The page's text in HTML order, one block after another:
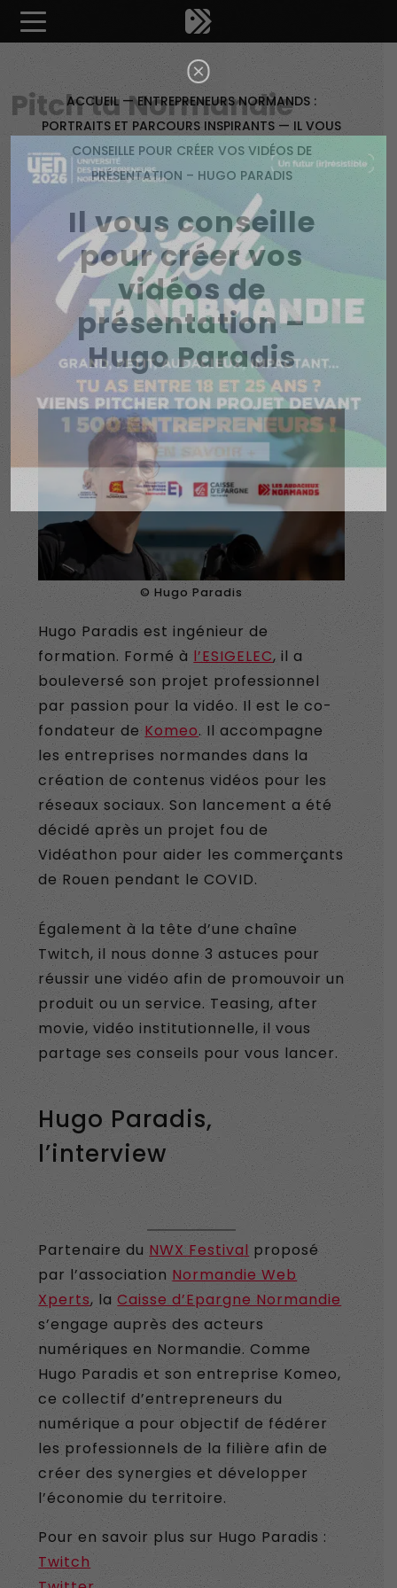
ACCUEIL—ENTREPRENEURS NORMANDS :
PORTRAITS ET PARCOURS INSPIRANTS—IL VOUS
CONSEILLE POUR CRÉER VOS VIDÉOS DE
PRÉSENTATION – HUGO PARADIS
Il vous conseille
pour créer vos
vidéos de
présentation –
Hugo Paradis
© Hugo Paradis
Hugo Paradis est ingénieur de
formation. Formé à l’ESIGELEC, il a
bouleversé son projet professionnel
par passion pour la vidéo. Il est le co-
fondateur deKomeo. Il accompagne
les entreprises normandes dans la
création de contenus vidéos pour les
réseaux sociaux. Son lancement a été
décidé après un projet fou de
Vidéathon pour aider les commerçants
de Rouen pendant le COVID.
Également à la tête d’une chaîne
Twitch, il nous donne 3 astuces pour
réussir une vidéo afin de promouvoir un
produit ou un service. Teasing, after
movie, vidéo institutionnelle, il vous
partage ses conseils pour vous lancer.
Hugo Paradis,
l’interview
Partenaire du NWX Festival proposé
par l’association Normandie Web
Xperts, laCaisse d’Epargne Normandie
s’engage auprès des acteurs
numériques en Normandie. Comme
Hugo Paradis et son entreprise Komeo,
ce collectif d’entrepreneurs du
numérique a pour objectif de fédérer
les professionnels de la filière afin de
créer des synergies et développer
l’économie du territoire.
Pour en savoir plus sur Hugo Paradis :
Twitch
Pitch ta Normandie
×
Êtes-vous d'accord pour activer les cookies pour une